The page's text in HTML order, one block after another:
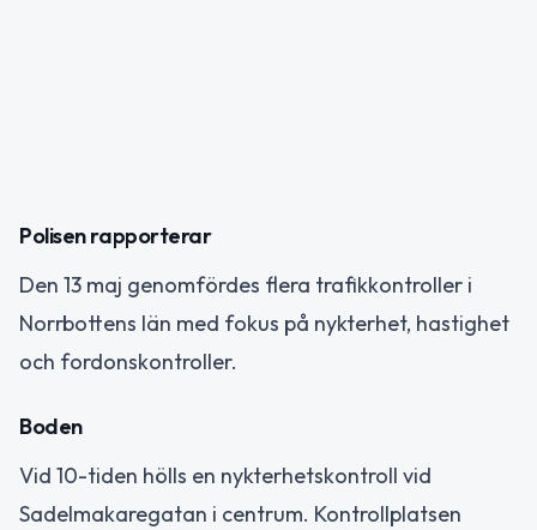
Polisen rapporterar
Den 13 maj genomfördes flera trafikkontroller i
Norrbottens län med fokus på nykterhet, hastighet
och fordonskontroller.
Boden
Vid 10-tiden hölls en nykterhetskontroll vid
Sadelmakaregatan i centrum. Kontrollplatsen